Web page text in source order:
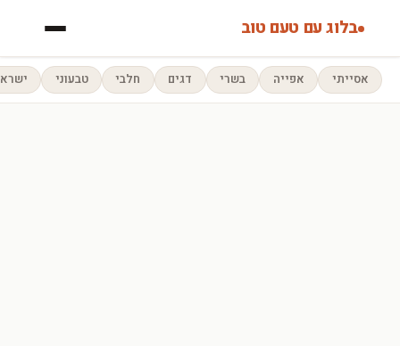
בלוג עם טעם טוב
אסייתי אפייה בשרי דגים חלבי טבעוני